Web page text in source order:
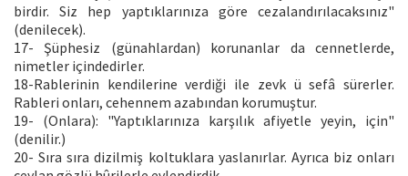
birdir. Siz hep yaptıklarınıza göre cezalandırılacaksınız"
(denilecek).
17- Şüphesiz (günahlardan) korunanlar da cennetlerde,
nimetler içindedirler.
18-Rablerinin kendilerine verdiği ile zevk ü sefâ sürerler.
Rableri onları, cehennem azabından korumuştur.
19- (Onlara): "Yaptıklarınıza karşılık afiyetle yeyin, için"
(denilir.)
20- Sıra sıra dizilmiş koltuklara yaslanırlar. Ayrıca biz onları